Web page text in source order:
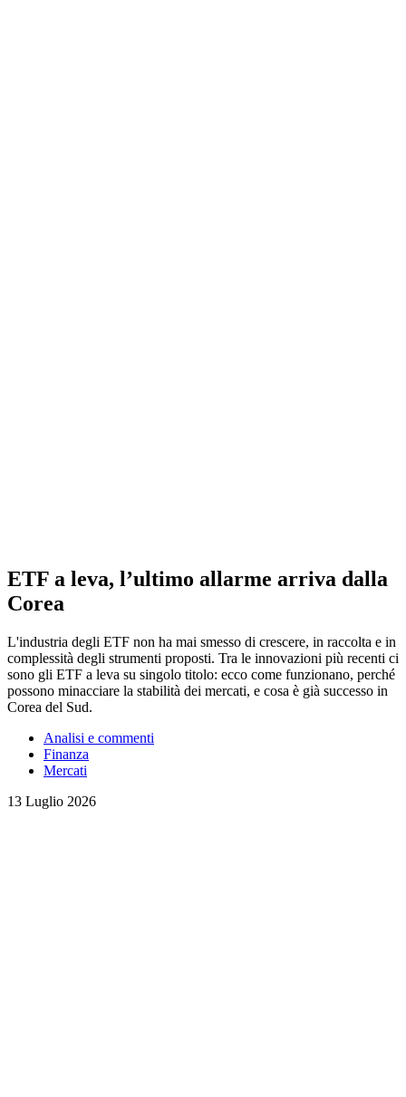
ETF a leva, l’ultimo allarme arriva dalla
Corea
L'industria degli ETF non ha mai smesso di crescere, in raccolta e in
complessità degli strumenti proposti. Tra le innovazioni più recenti ci
sono gli ETF a leva su singolo titolo: ecco come funzionano, perché
possono minacciare la stabilità dei mercati, e cosa è già successo in
Corea del Sud.
Analisi e commenti
Finanza
Mercati
13 Luglio 2026